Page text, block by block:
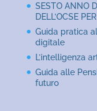
SESTO ANNO
DELL’OCSE
Guida pratica
digitale
L’intelligenza
Guida alle
futuro